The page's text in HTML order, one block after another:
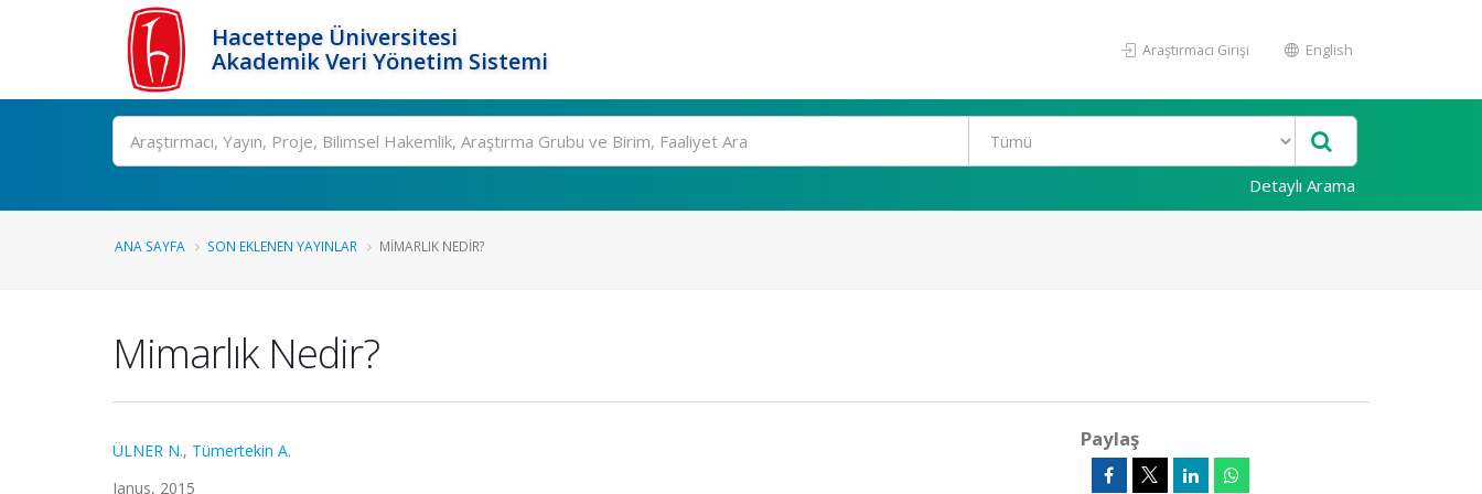
Hacettepe Üniversitesi
Akademik Veri Yönetim Sistemi
Araştırmacı Girişi English
Ara
Detaylı Arama
ANA SAYFA SON EKLENEN YAYINLAR MIMARLIK NEDIR?
Mimarlık Nedir?
ÜLNER N., Tümertekin A.
Janus, 2015
Paylaş